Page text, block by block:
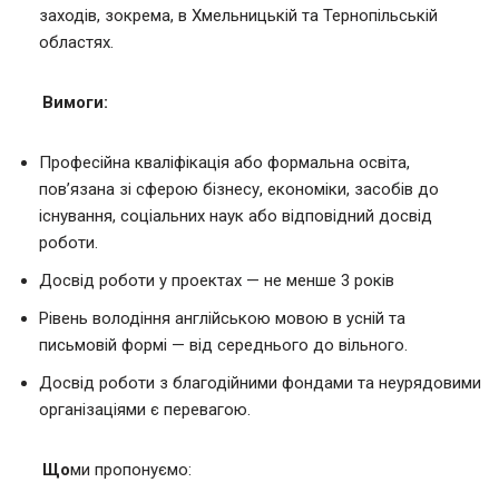
заходів, зокрема, в Хмельницькій та Тернопільській
областях.
Вимоги:
Професійна кваліфікація або формальна освіта,
пов’язана зі сферою бізнесу, економіки, засобів до
існування, соціальних наук або відповідний досвід
роботи.
Досвід роботи у проектах — не менше 3 років
Рівень володіння англійською мовою в усній та
письмовій формі — від середнього до вільного.
Досвід роботи з благодійними фондами та неурядовими
організаціями є перевагою.
Щоми пропонуємо: